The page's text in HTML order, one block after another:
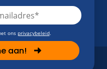
ons privacybeleid.
aan!